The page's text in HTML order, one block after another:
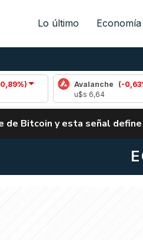
Lo último
Avalanche (-0,63%)
de Bitcoin y esta señal